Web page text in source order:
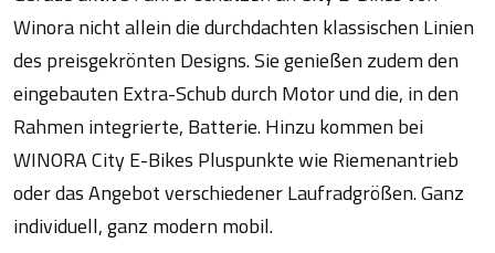
Winora nicht allein die durchdachten klassischen Linien
des preisgekrönten Designs. Sie genießen zudem den
eingebauten Extra-Schub durch Motor und die, in den
Rahmen integrierte, Batterie. Hinzu kommen bei
WINORA City E-Bikes Pluspunkte wie Riemenantrieb
oder das Angebot verschiedener Laufradgrößen. Ganz
individuell, ganz modern mobil.